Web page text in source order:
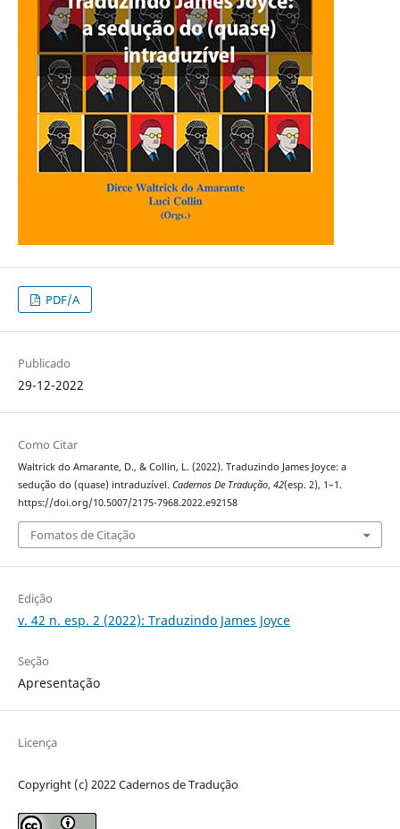
PDF/A
Publicado
29-12-2022
Como Citar
Waltrick do Amarante, D., & Collin, L. (2022). Traduzindo James Joyce: a
sedução do (quase) intraduzível. Cadernos De Tradução, 42(esp. 2), 1–1.
https://doi.org/10.5007/2175-7968.2022.e92158
Fomatos de Citação
Edição
v. 42 n. esp. 2 (2022): Traduzindo James Joyce
Seção
Apresentação
Licença
Copyright (c) 2022 Cadernos de Tradução